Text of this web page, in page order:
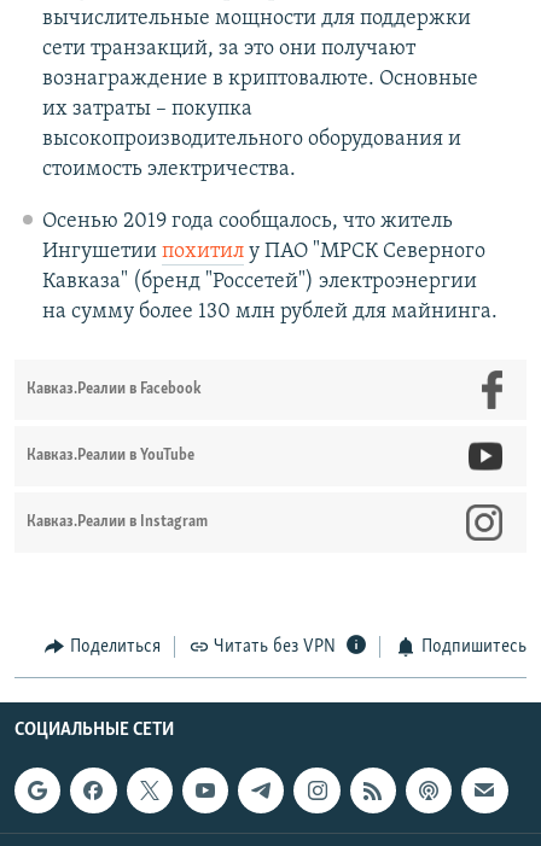
вычислительные мощности для поддержки
сети транзакций, за это они получают
вознаграждение в криптовалюте. Основные
их затраты – покупка
высокопроизводительного оборудования и
стоимость электричества.
Осенью 2019 года сообщалось, что житель
Ингушетии похитилу ПАО "МРСК Северного
Кавказа" (бренд "Россетей") электроэнергии
на сумму более 130 млн рублей для майнинга.
Кавказ.Реалии в Facebook
Кавказ.Реалии в YouTube
Кавказ.Реалии в Instagram
Поделиться Читать без VPN Подпишитесь
СОЦИАЛЬНЫЕ СЕТИ